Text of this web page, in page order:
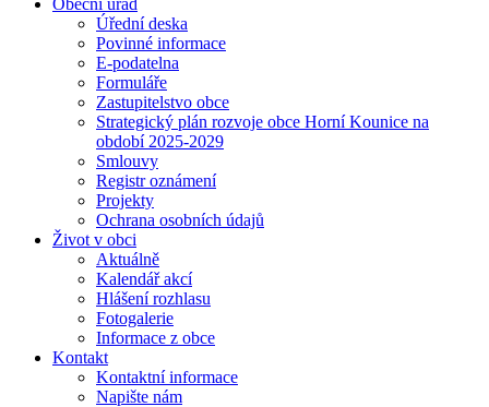
Obecní úřad
Úřední deska
Povinné informace
E-podatelna
Formuláře
Zastupitelstvo obce
Strategický plán rozvoje obce Horní Kounice na
období 2025-2029
Smlouvy
Registr oznámení
Projekty
Ochrana osobních údajů
Život v obci
Aktuálně
Kalendář akcí
Hlášení rozhlasu
Fotogalerie
Informace z obce
Kontakt
Kontaktní informace
Napište nám